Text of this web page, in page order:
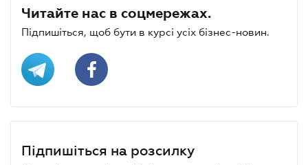
Читайте нас в соцмережах.
Підпишіться, щоб бути в курсі усіх бізнес-новин.
Підпишіться на розсилку